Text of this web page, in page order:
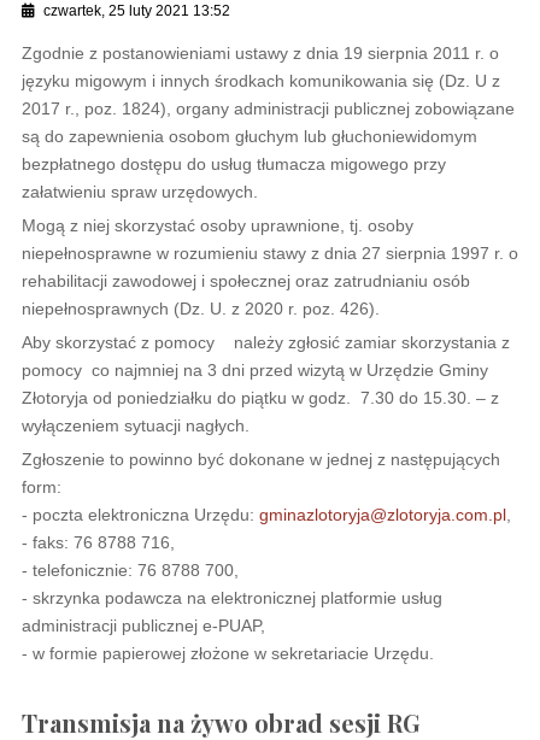
czwartek, 25 luty 2021 13:52
Zgodnie z postanowieniami ustawy z dnia 19 sierpnia 2011 r. o
języku migowym i innych środkach komunikowania się (Dz. U z
2017 r., poz. 1824), organy administracji publicznej zobowiązane
są do zapewnienia osobom głuchym lub głuchoniewidomym
bezpłatnego dostępu do usług tłumacza migowego przy
załatwieniu spraw urzędowych.
Mogą z niej skorzystać osoby uprawnione, tj. osoby
niepełnosprawne w rozumieniu stawy z dnia 27 sierpnia 1997 r. o
rehabilitacji zawodowej i społecznej oraz zatrudnianiu osób
niepełnosprawnych (Dz. U. z 2020 r. poz. 426).
Aby skorzystać z pomocy należy zgłosić zamiar skorzystania z
pomocy co najmniej na 3 dni przed wizytą w Urzędzie Gminy
Złotoryja od poniedziałku do piątku w godz. 7.30 do 15.30. – z
wyłączeniem sytuacji nagłych.
Zgłoszenie to powinno być dokonane w jednej z następujących
form:
- poczta elektroniczna Urzędu: gminazlotoryja@zlotoryja.com.pl,
- faks: 76 8788 716,
- telefonicznie: 76 8788 700,
- skrzynka podawcza na elektronicznej platformie usług
administracji publicznej e-PUAP,
- w formie papierowej złożone w sekretariacie Urzędu.
Transmisja na żywo obrad sesji RG